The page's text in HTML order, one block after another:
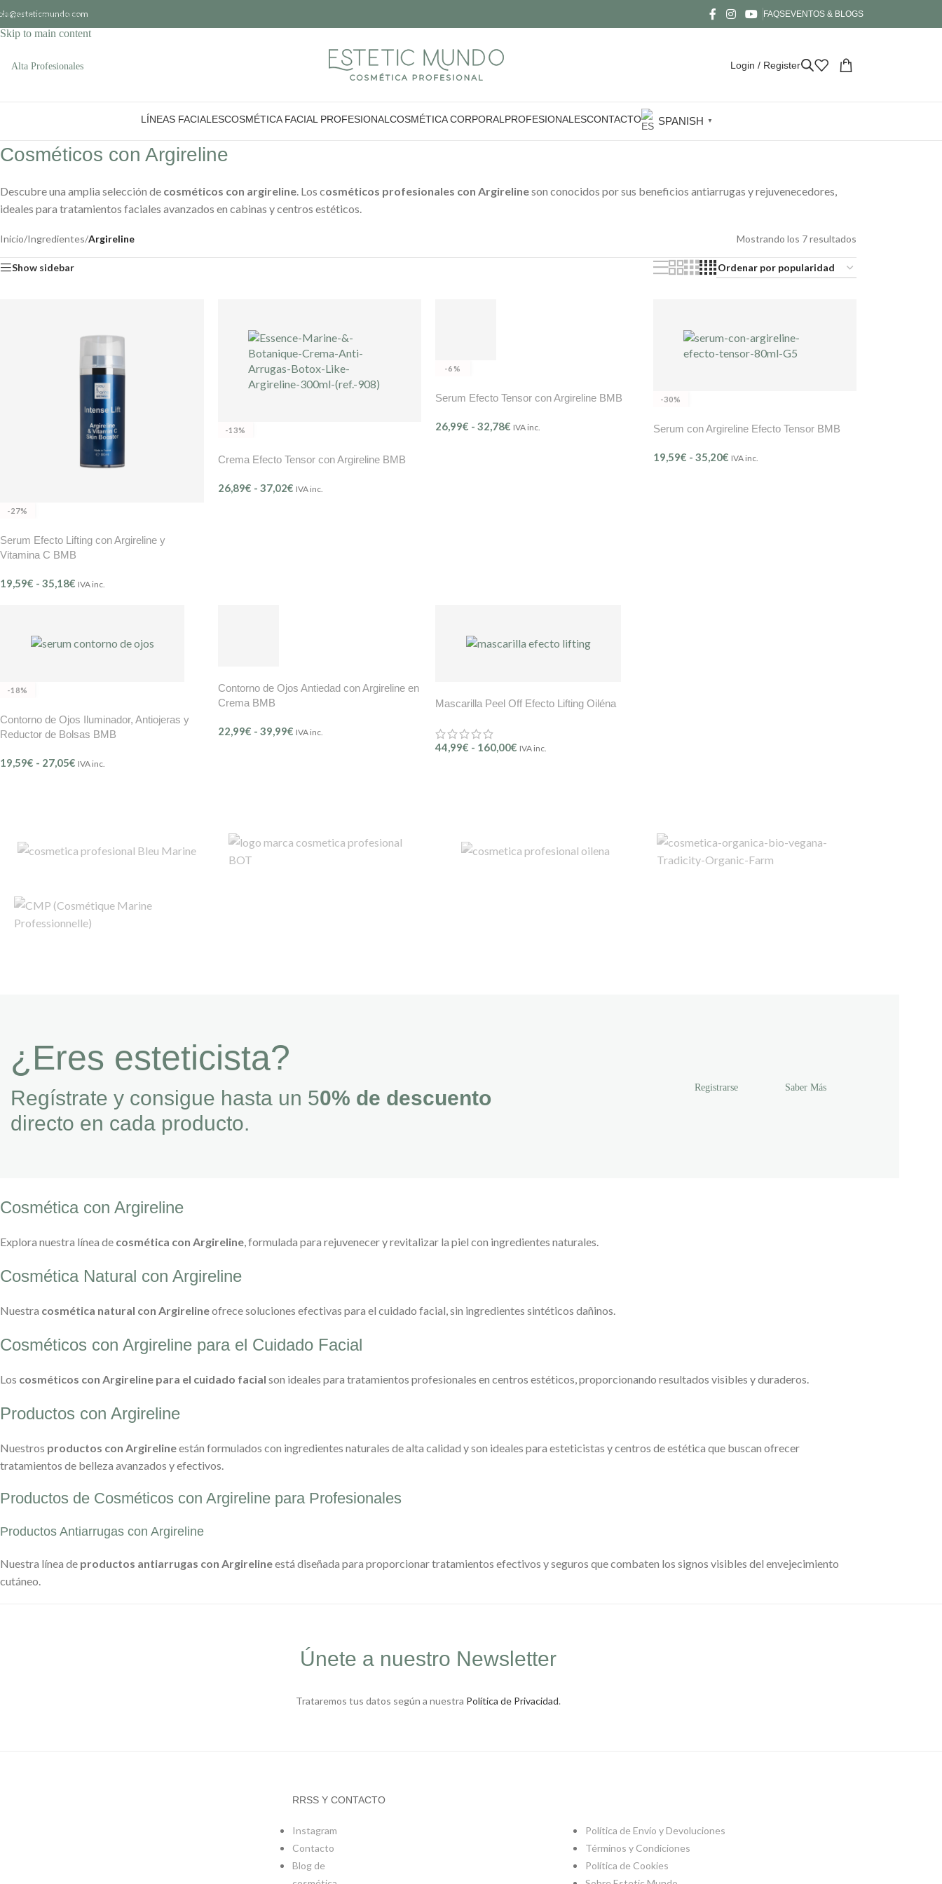
Skip to navigation
Skip to main content
FAQSEVENTOS & BLOGS
Alta Profesionales Login / Register
LÍNEAS FACIALESCOSMÉTICA FACIAL PROFESIONAL COSMÉTICA CORPORAL PROFESIONALESCONTACTO SPANISH ▼
Cosméticos con Argireline
Descubre una amplia selección de cosméticos con argireline. Los cosméticos profesionales con Argirelineson conocidos por sus beneficios antiarrugas y rejuvenecedores,
ideales para tratamientos faciales avanzados en cabinas y centros estéticos.
Inicio/Ingredientes/Argireline Mostrando los 7 resultados
Show sidebar
-27%
Serum Efecto Lifting con Argireline y
Vitamina C BMB
19,59€ - 35,18€ IVA inc.
-13%
Crema Efecto Tensor con Argireline BMB
26,89€ - 37,02€ IVA inc.
-6%
Serum Efecto Tensor con Argireline BMB
26,99€ - 32,78€ IVA inc.
-30%
Serum con Argireline Efecto Tensor BMB
19,59€ - 35,20€ IVA inc.
-18%
Contorno de Ojos Iluminador, Antiojeras y
Reductor de Bolsas BMB
19,59€ - 27,05€ IVA inc.
Contorno de Ojos Antiedad con Argireline en
Crema BMB
22,99€ - 39,99€ IVA inc.
Mascarilla Peel Off Efecto Lifting Oiléna
44,99€ - 160,00€ IVA inc.
¿Eres esteticista?
Regístrate y consigue hasta un 50% de descuento
directo en cada producto.
Registrarse Saber Más
Cosmética con Argireline
Explora nuestra línea de cosmética con Argireline , formulada para rejuvenecer y revitalizar la piel con ingredientes naturales.
Cosmética Natural con Argireline
Nuestra cosmética natural con Argirelineofrece soluciones efectivas para el cuidado facial, sin ingredientes sintéticos dañinos.
Cosméticos con Argireline para el Cuidado Facial
Los cosméticos con Argireline para el cuidado facial son ideales para tratamientos profesionales en centros estéticos, proporcionando resultados visibles y duraderos.
Productos con Argireline
Nuestros productos con Argirelineestán formulados con ingredientes naturales de alta calidad y son ideales para esteticistas y centros de estética que buscan ofrecer
tratamientos de belleza avanzados y efectivos.
Productos de Cosméticos con Argireline para Profesionales
Productos Antiarrugas con Argireline
Nuestra línea de productos antiarrugas con Argirelineestá diseñada para proporcionar tratamientos efectivos y seguros que combaten los signos visibles del envejecimiento
cutáneo.
Únete a nuestro Newsletter
Trataremos tus datos según a nuestra Política de Privacidad.
RRSS Y CONTACTO
Instagram
Contacto
Blog de
Política de Envío y Devoluciones
Términos y Condiciones
Política de Cookies